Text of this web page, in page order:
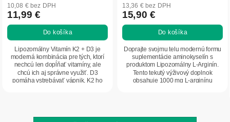
10,08 € bez DPH
11,99 €
Do košíka
Lipozomálny Vitamín K2 + D3 je
moderná kombinácia pre tých, ktorí
nechcú len dopĺňať vitamíny, ale
chcú ich aj správne využiť. D3
pomáha vstrebávať vápnik, K2 ho
13,36 € bez DPH
15,90 €
Do košíka
Doprajte svojmu telu modernú formu
suplementácie aminokyselín s
produktom Lipozomálny L-Arginín.
Tento tekutý výživový doplnok
obsahuje 1000 mg L-arginínu